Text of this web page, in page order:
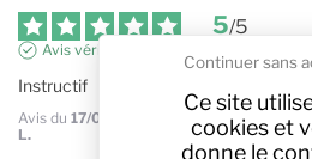
Ce site
cookies et
donne le
Continuer sans
5/5
Avis vérifié
Instructif
Avis du 17/05/2025 , suite à une
L.